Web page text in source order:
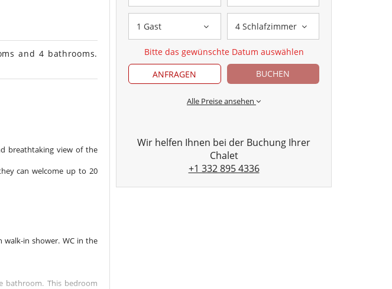
and 4 bathrooms.
breathtaking view of the
can welcome up to 20
in shower. WC in the
bathroom. This bedroom
1 Gast 4 Schlafzimmer
Bitte das gewünschte Datum auswählen
ANFRAGEN
BUCHEN
Alle Preise ansehen
Wir helfen Ihnen bei der Buchung Ihrer
Chalet
+1 332 895 4336